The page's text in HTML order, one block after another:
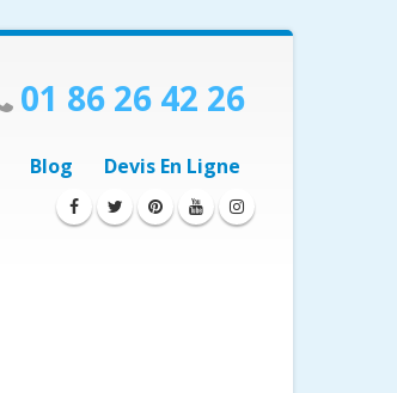
01 86 26 42 26
Blog Devis En Ligne